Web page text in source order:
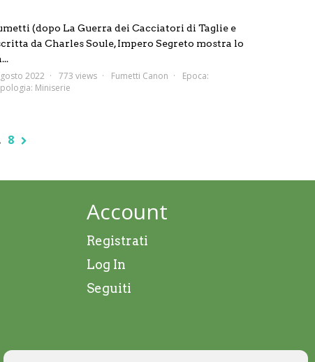
(dopo La Guerra dei Cacciatori di Taglie e
da Charles Soule, Impero Segreto mostra lo
2022 773 views Fumetti Canon
Epoca:
Miniserie
8
Account
Registrati
Log In
Seguiti